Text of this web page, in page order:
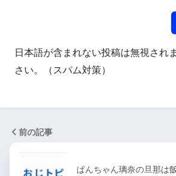
日本語が含まれない投稿は無視され
さい。（スパム対策）
前の記事
ぱんちゃん璃奈の旦那は